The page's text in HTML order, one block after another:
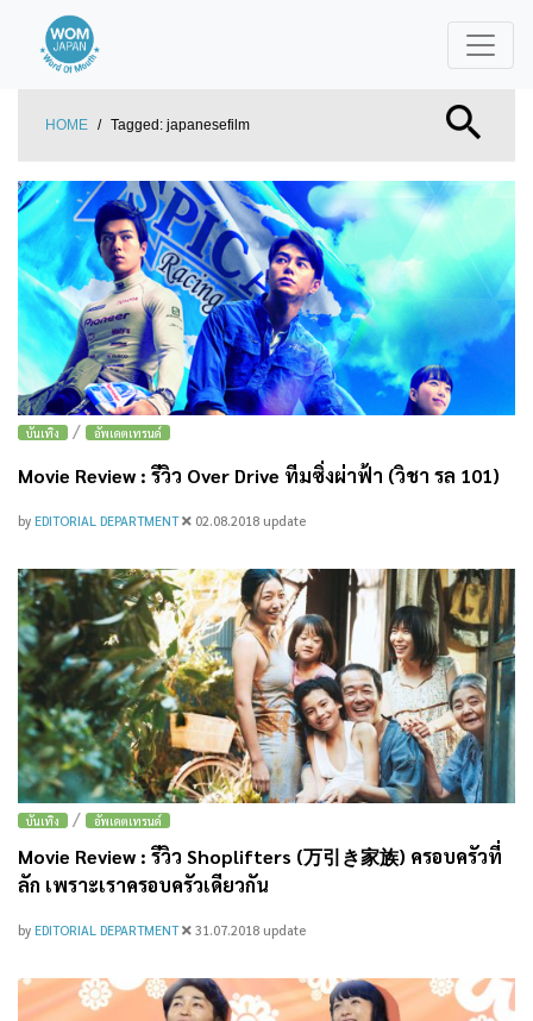
HOME / Tagged: japanesefilm
บันเทิง / อัพเดตเทรนด์
Movie Review : รีวิว Over Drive ทีมซิ่งผ่าฟ้า (วิชา รล 101)
by EDITORIAL DEPARTMENT 02.08.2018 update
บันเทิง / อัพเดตเทรนด์
Movie Review : รีวิว Shoplifters (万引き家族) ครอบครัวที่
ลัก เพราะเราครอบครัวเดียวกัน
by EDITORIAL DEPARTMENT 31.07.2018 update